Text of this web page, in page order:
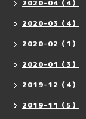
2020-04（4）
2020-03（4）
2020-02（1）
2020-01（3）
2019-12（4）
2019-11（5）